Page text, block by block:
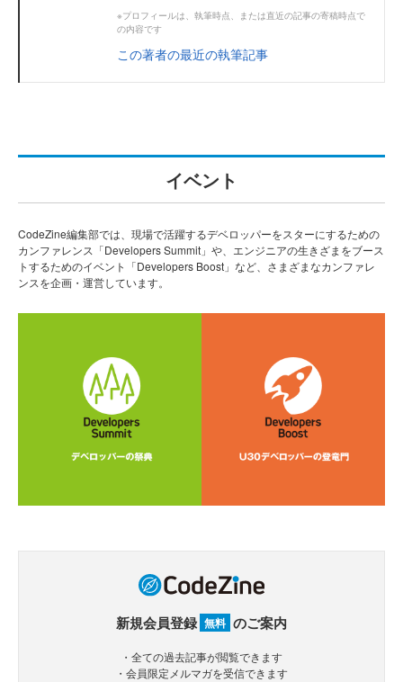
※プロフィールは、執筆時点、または直近の記事の寄稿時点で
の内容です
この著者の最近の執筆記事
イベント
CodeZine編集部では、現場で活躍するデベロッパーをスターにするための
カンファレンス「Developers Summit」や、エンジニアの生きざまをブース
トするためのイベント「Developers Boost」など、さまざまなカンファレ
ンスを企画・運営しています。
新規会員登録 無料 のご案内
・全ての過去記事が閲覧できます
・会員限定メルマガを受信できます